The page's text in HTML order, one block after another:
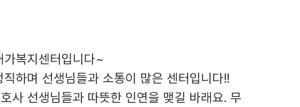
복지센터입니다~
하며 선생님들과 소통이 많은 센터입니다!!
사 선생님들과 따뜻한 인연을 맺길 바래요. 무